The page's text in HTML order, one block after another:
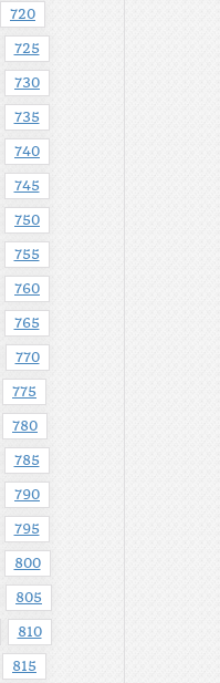
720
725
730
735
740
745
750
755
760
765
770
775
780
785
790
795
800
805
810
815